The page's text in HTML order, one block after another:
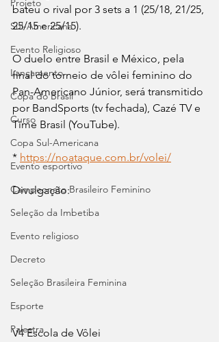
Projeto
Sul-Americana
Evento Religioso
Lançamento
Copa do Brasil
Curso
Copa Sul-Americana
Evento esportivo
Campeonato Brasileiro Feminino
Seleção da Imbetiba
Evento religioso
Decreto
Seleção Brasileira Feminina
Esporte
Palestra
bateu o rival por 3 sets a 1 (25/18, 21/25,
25/15 e 25/15).
O duelo entre Brasil e México, pela
final do torneio de vôlei feminino do
Pan-Americano Júnior, será transmitido
por BandSports (tv fechada), Cazé TV e
Time Brasil (YouTube).
* https://noataque.com.br/volei/
Divulgação:
V4 Escola de Vôlei